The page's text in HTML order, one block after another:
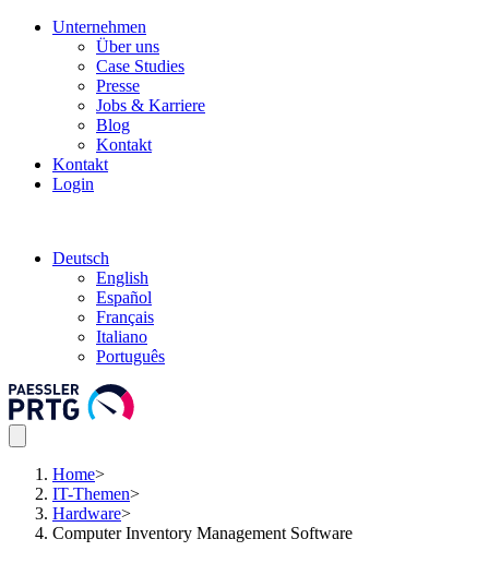
Unternehmen
Über uns
Case Studies
Presse
Jobs & Karriere
Blog
Kontakt
Kontakt
Login
Deutsch
English
Español
Français
Italiano
Português
Home>
IT-Themen>
Hardware>
Computer Inventory Management Software